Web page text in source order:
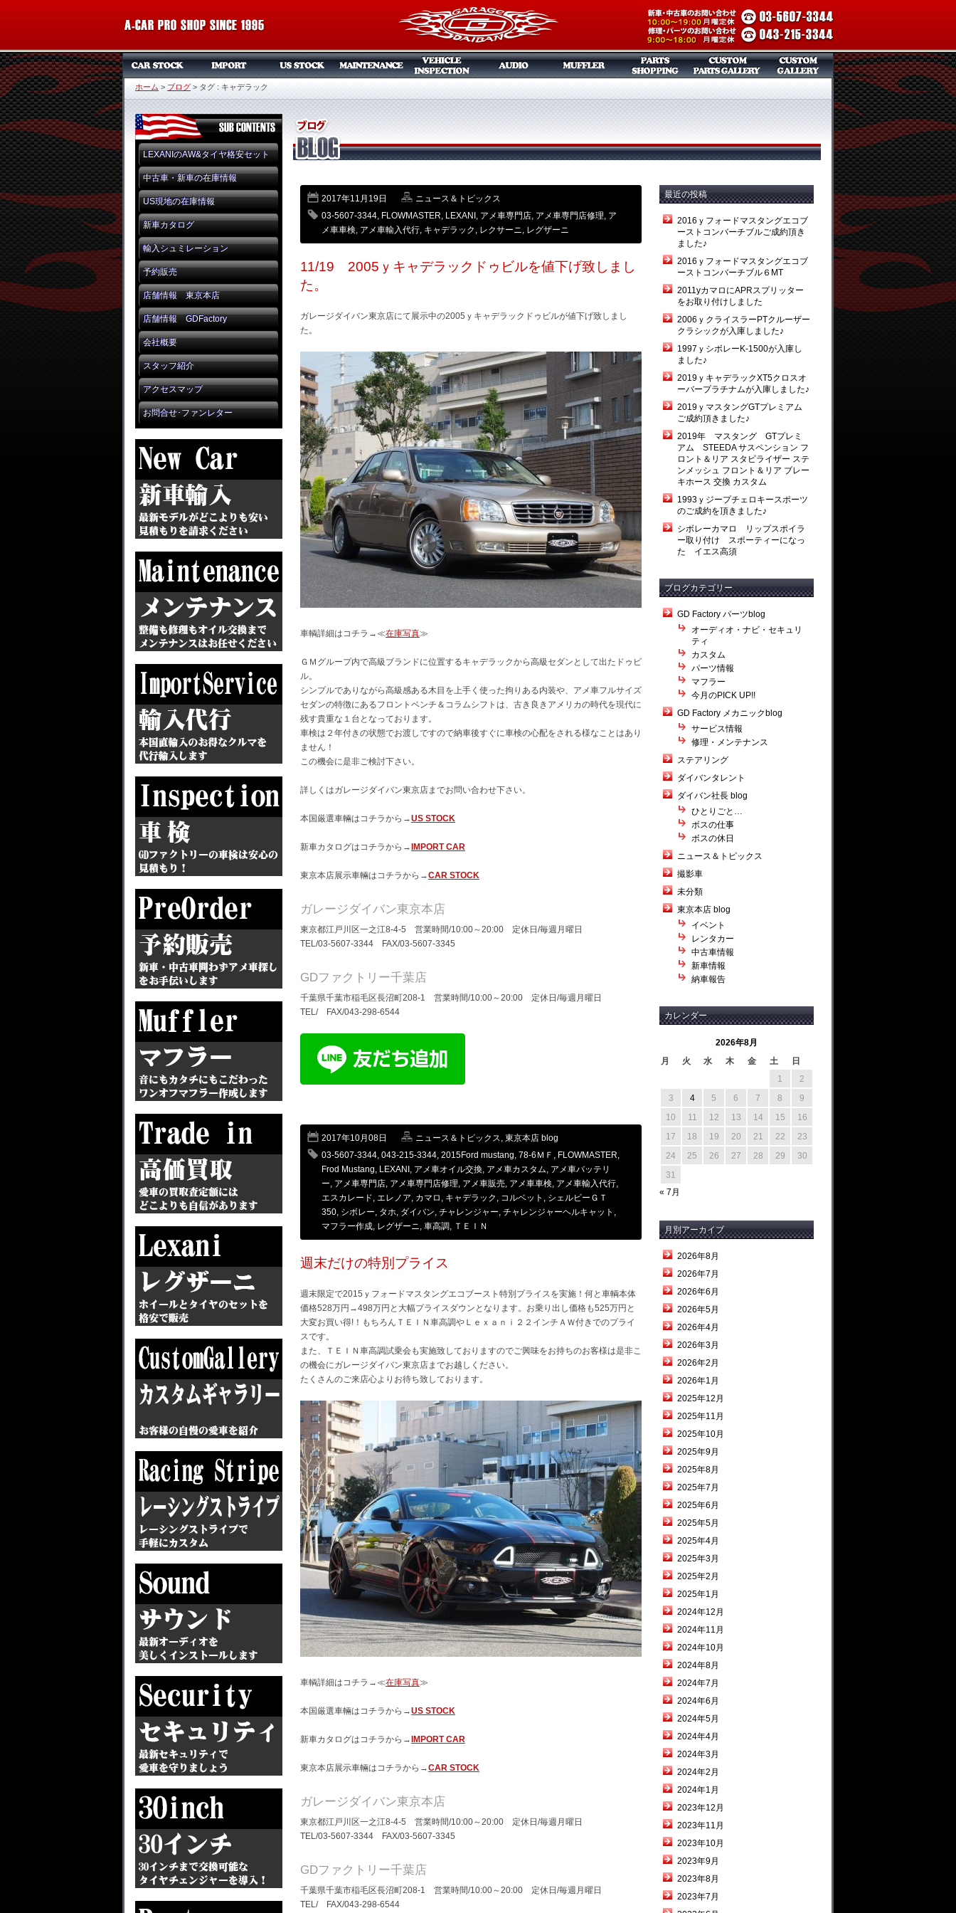
ホーム > ブログ > タグ : キャデラック
LEXANIのAW&タイヤ格安セット
中古車・新車の在庫情報
US現地の在庫情報
新車カタログ
輸入シュミレーション
予約販売
店舗情報 東京本店
店舗情報 GDFactory
会社概要
スタッフ紹介
アクセスマップ
お問合せ･ファンレター
2017年11月19日
ニュース＆トピックス
03-5607-3344, FLOWMASTER, LEXANI , アメ車専門店, アメ車専門店修理, ア
メ車車検, アメ車輸入代行, キャデラック , レクサーニ, レグザーニ
11/19 2005ｙキャデラックドゥビルを値下げ致しまし
た。
ガレージダイバン東京店にて展示中の2005ｙキャデラックドゥビルが値下げ致しまし
た。
車輌詳細はコチラ→≪在庫写真≫
ＧＭグループ内で高級ブランドに位置するキャデラックから高級セダンとして出たドゥビ
ル。
シンプルでありながら高級感ある木目を上手く使った拘りある内装や、アメ車フルサイズ
セダンの特徴にあるフロントベンチ＆コラムシフトは、古き良きアメリカの時代を現代に
残す貴重な１台となっております。
車検は２年付きの状態でお渡しですので納車後すぐに車検の心配をされる様なことはあり
ません！
この機会に是非ご検討下さい。
詳しくはガレージダイバン東京店までお問い合わせ下さい。
本国厳選車輛はコチラから→US STOCK
新車カタログはコチラから→ IMPORT CAR
東京本店展示車輛はコチラから→CAR STOCK
ガレージダイバン東京本店
東京都江戸川区一之江8-4-5 営業時間/10:00～20:00 定休日/毎週月曜日
TEL/03-5607-3344 FAX/03-5607-3345
GDファクトリー千葉店
千葉県千葉市稲毛区長沼町208-1 営業時間/10:00～20:00 定休日/毎週月曜日
TEL/ FAX/043-298-6544
2017年10月08日 ニュース＆トピックス, 東京本店 blog
03-5607-3344, 043-215-3344, 2015Ford mustang, 78-6ＭＦ , FLOWMASTER,
Frod Mustang, LEXANI , アメ車オイル交換, アメ車カスタム, アメ車バッテリ
ー, アメ車専門店, アメ車専門店修理, アメ車販売, アメ車車検, アメ車輸入代行,
エスカレード, エレノア, カマロ , キャデラック , コルベット , シェルビーＧＴ
350, シボレー, タホ, ダイバン, チャレンジャー, チャレンジャーヘルキャット ,
マフラー作成, レグザーニ, 車高調 , ＴＥＩＮ
週末だけの特別プライス
週末限定で2015ｙフォードマスタングエコブースト特別プライスを実施！何と車輌本体
価格528万円→498万円と大幅プライスダウンとなります。お乗り出し価格も525万円と
大変お買い得!！もちろんＴＥＩＮ車高調やＬｅｘａｎｉ２２インチＡＷ付きでのプライ
スです。
また、ＴＥＩＮ車高調試乗会も実施致しておりますのでご興味をお持ちのお客様は是非こ
の機会にガレージダイバン東京店までお越しください。
たくさんのご来店心よりお待ち致しております。
車輌詳細はコチラ→≪在庫写真≫
本国厳選車輛はコチラから→US STOCK
新車カタログはコチラから→ IMPORT CAR
東京本店展示車輛はコチラから→CAR STOCK
ガレージダイバン東京本店
東京都江戸川区一之江8-4-5 営業時間/10:00～20:00 定休日/毎週月曜日
TEL/03-5607-3344 FAX/03-5607-3345
GDファクトリー千葉店
千葉県千葉市稲毛区長沼町208-1 営業時間/10:00～20:00 定休日/毎週月曜日
TEL/ FAX/043-298-6544
最近の投稿
2016ｙフォードマスタングエコブ
ーストコンバーチブルご成約頂き
ました♪
2016ｙフォードマスタングエコブ
ーストコンバーチブル６MT
2011yカマロにAPRスプリッター
をお取り付けしました
2006ｙクライスラーPTクルーザー
クラシックが入庫しました♪
1997ｙシボレーK-1500が入庫し
ました♪
2019ｙキャデラックXT5クロスオ
ーバープラチナムが入庫しました♪
2019ｙマスタングGTプレミアム
ご成約頂きました♪
2019年 マスタング GTプレミ
アム STEEDA サスペンション フ
ロント＆リア スタビライザー ステ
ンメッシュ フロント＆リア ブレー
キホース 交換 カスタム
1993ｙジープチェロキースポーツ
のご成約を頂きました♪
シボレーカマロ リップスポイラ
ー取り付け スポーティーになっ
た イエス高須
ブログカテゴリー
GD Factory パーツblog
オーディオ・ナビ・セキュリ
ティ
カスタム
パーツ情報
マフラー
今月のPICK UP!!
GD Factory メカニックblog
サービス情報
修理・メンテナンス
ステアリング
ダイバンタレント
ダイバン社長 blog
ひとりごと…
ボスの仕事
ボスの休日
ニュース＆トピックス
撮影車
未分類
東京本店 blog
イベント
レンタカー
中古車情報
新車情報
納車報告
カレンダー
2026年8月
月
火 水 木 金 土
日
1
2
3
4 5 6 7 8
9
10
11 12 13 14 15
16
17
18 19 20 21 22
23
24
25 26 27 28 29
30
31
« 7月
月別アーカイブ
2026年8月
2026年7月
2026年6月
2026年5月
2026年4月
2026年3月
2026年2月
2026年1月
2025年12月
2025年11月
2025年10月
2025年9月
2025年8月
2025年7月
2025年6月
2025年5月
2025年4月
2025年3月
2025年2月
2025年1月
2024年12月
2024年11月
2024年10月
2024年8月
2024年7月
2024年6月
2024年5月
2024年4月
2024年3月
2024年2月
2024年1月
2023年12月
2023年11月
2023年10月
2023年9月
2023年8月
2023年7月